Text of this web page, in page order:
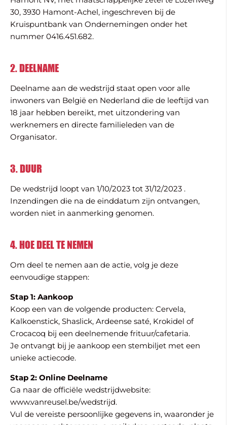
30, 3930 Hamont-Achel, ingeschreven bij de
Kruispuntbank van Ondernemingen onder het
nummer 0416.451.682.
2. DEELNAME
Deelname aan de wedstrijd staat open voor alle
inwoners van België en Nederland die de leeftijd van
18 jaar hebben bereikt, met uitzondering van
werknemers en directe familieleden van de
Organisator.
3. DUUR
De wedstrijd loopt van 1/10/2023 tot 31/12/2023 .
Inzendingen die na de einddatum zijn ontvangen,
worden niet in aanmerking genomen.
4. HOE DEEL TE NEMEN
Om deel te nemen aan de actie, volg je deze
eenvoudige stappen:
Stap 1: Aankoop
Koop een van de volgende producten: Cervela,
Kalkoenstick, Shaslick, Ardeense saté, Krokidel of
Crocacoq bij een deelnemende frituur/cafetaria.
Je ontvangt bij je aankoop een stembiljet met een
unieke actiecode.
Stap 2: Online Deelname
Ga naar de officiële wedstrijdwebsite:
www.vanreusel.be/wedstrijd.
Vul de vereiste persoonlijke gegevens in, waaronder je